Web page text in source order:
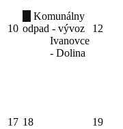
10
Komunálny
odpad - vývoz
Ivanovce
- Dolina
12
17 18 19